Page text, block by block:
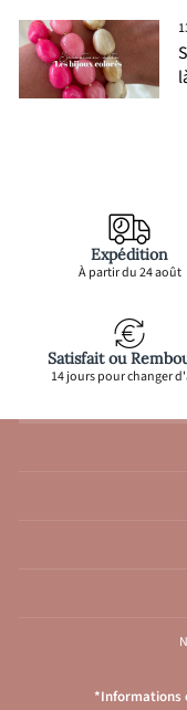
Expédition
À partir du 24 août
Satisfait ou
14 jours pour changer
*Informations